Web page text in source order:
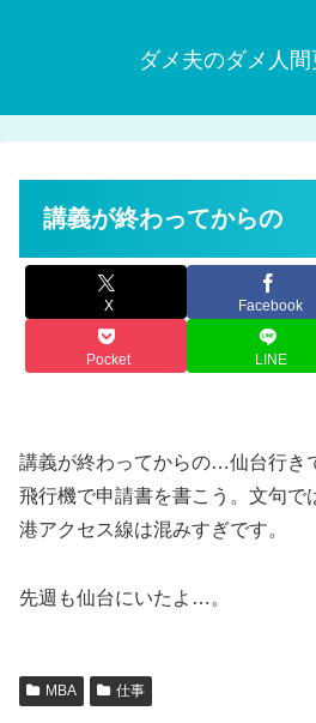
ダメ夫のダメ人
講義が終わってからの
X Facebook
Pocket LINE
講義が終わってからの…仙台行き
飛行機で申請書を書こう。文句で
港アクセス線は混みすぎです。
先週も仙台にいたよ…。
MBA 仕事